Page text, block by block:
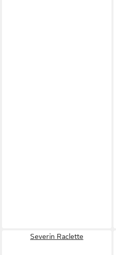
Severin Raclette